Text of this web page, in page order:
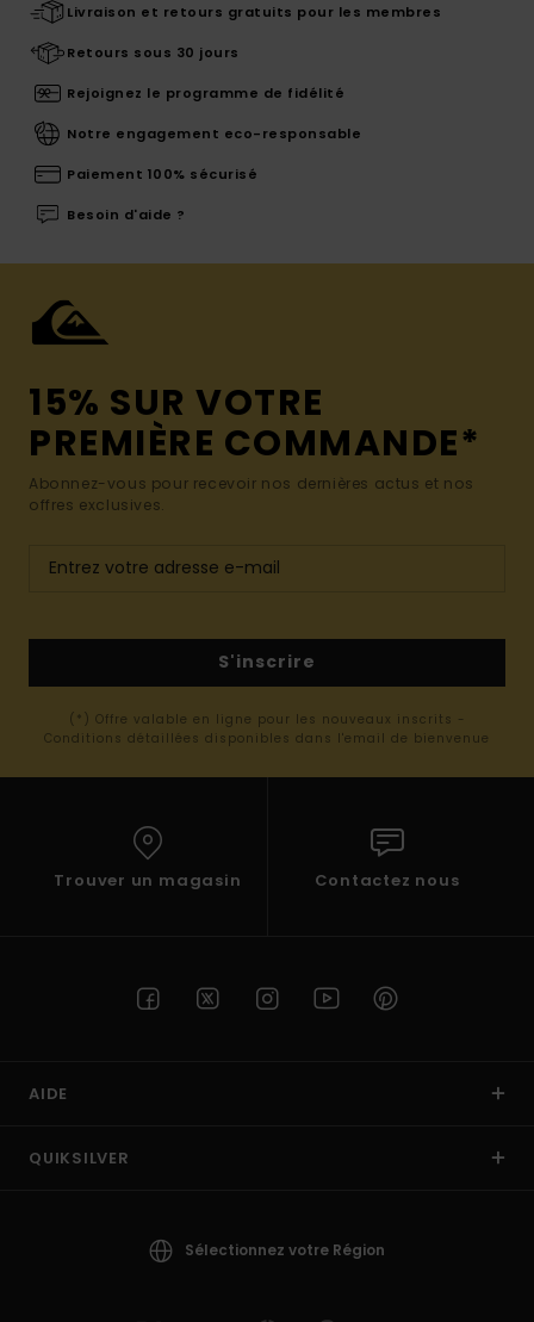
Livraison et retours gratuits pour les membres
Retours sous 30 jours
Rejoignez le programme de fidélité
Notre engagement eco-responsable
Paiement 100% sécurisé
Besoin d'aide ?
15% SUR VOTRE
PREMIÈRE COMMANDE*
Abonnez-vous pour recevoir nos dernières actus et nos
offres exclusives.
S'inscrire
(*) Offre valable en ligne pour les nouveaux inscrits -
Conditions détaillées disponibles dans l'email de bienvenue
Trouver un magasin Contactez nous
AIDE
QUIKSILVER
Sélectionnez votre Région